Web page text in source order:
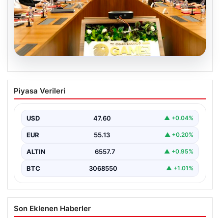
Organize suçla mücadele toplantısı.
İçişleri Bakanı Çiftçi: Hiçbir suç
Piyasa Verileri
USD 47.60 ▲ +0.04%
EUR 55.13 ▲ +0.20%
ALTIN 6557.7 ▲ +0.95%
BTC 3068550 ▲ +1.01%
Son Eklenen Haberler